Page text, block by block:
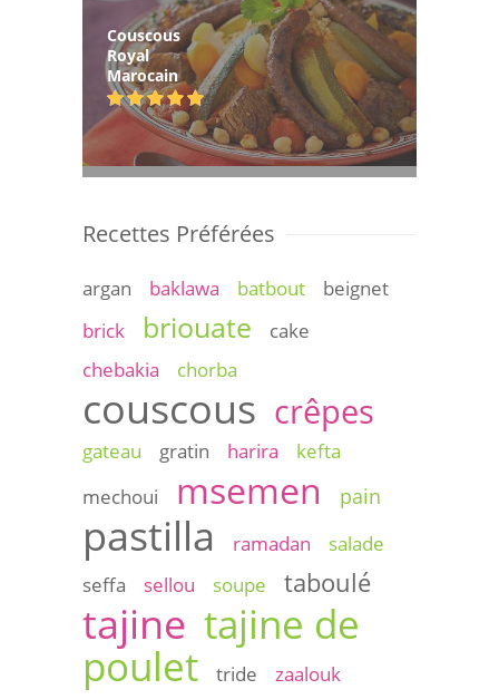
Couscous
Royal
Marocain
Recettes Préférées
argan baklawa batbout
beignet
brick
briouate
cake
chebakia
chorba
couscous crêpes
gateau gratin harira
kefta
mechoui
msemen pain
pastilla ramadan
salade
seffa
sellou soupe taboulé
tajine tajine de
poulet
tride
zaalouk